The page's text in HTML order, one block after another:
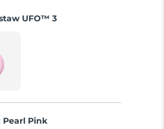
UFO™ 3
Pearl Pink